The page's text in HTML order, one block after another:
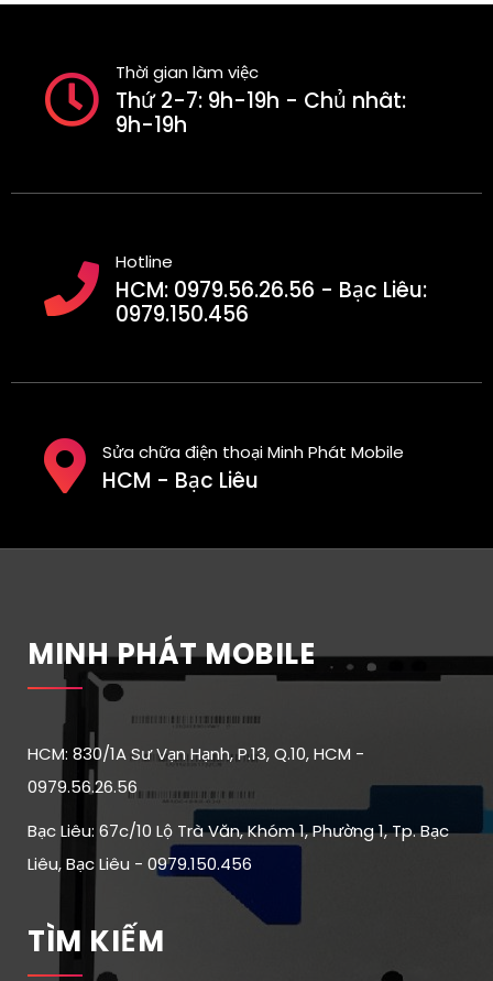
Thời gian làm việc
Thứ 2-7: 9h-19h - Chủ nhât:
9h-19h
Hotline
HCM: 0979.56.26.56 - Bạc Liêu:
0979.150.456
Sửa chữa điện thoại Minh Phát Mobile
HCM - Bạc Liêu
MINH PHÁT MOBILE
HCM: 830/1A Sư Vạn Hạnh, P.13, Q.10, HCM -
0979.56.26.56
Bạc Liêu: 67c/10 Lộ Trà Văn, Khóm 1, Phường 1, Tp. Bạc
Liêu, Bạc Liêu - 0979.150.456
TÌM KIẾM